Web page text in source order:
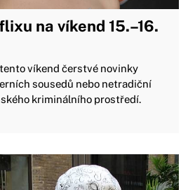
na víkend 15.–16.
víkend čerstvé novinky
sousedů nebo netradiční
kriminálního prostředí.